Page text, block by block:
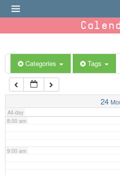
Categories Tags
24
All-day
6:00 am
7:00 am
8:00 am
9:00 am